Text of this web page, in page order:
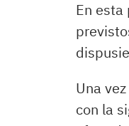
En
Una
con la